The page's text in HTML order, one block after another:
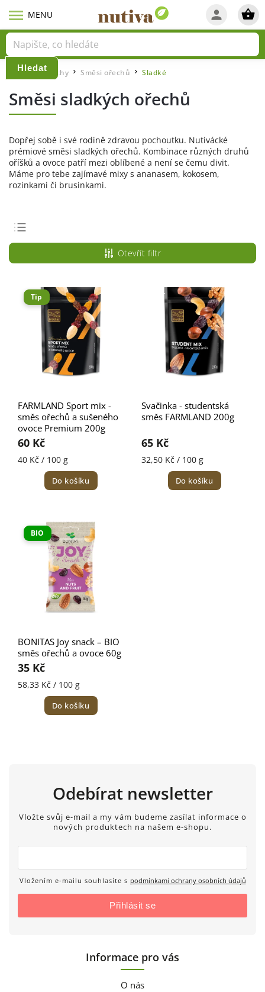
Hledat
Domů / Ořechy / Směsi ořechů / Sladké
Směsi sladkých ořechů
Dopřej sobě i své rodině zdravou pochoutku. Nutivácké
prémiové směsi sladkých ořechů. Kombinace různých druhů
oříšků a ovoce patří mezi oblíbené a není se čemu divit.
Máme pro tebe zajímavé mixy s ananasem, kokosem,
rozinkami či brusinkami.
Doporučujeme
Nejlevnější
Nejprodávanější
Abecedně
Otevřít filtr
Tip
FARMLAND Sport mix -
směs ořechů a sušeného
ovoce Premium 200g
60 Kč
40 Kč / 100 g
Do košíku
Svačinka - studentská
směs FARMLAND 200g
65 Kč
32,50 Kč / 100 g
Do košíku
BIO
BONITAS Joy snack – BIO
směs ořechů a ovoce 60g
35 Kč
58,33 Kč / 100 g
Do košíku
Odebírat newsletter
Vložte svůj e-mail a my vám budeme zasílat informace o
nových produktech na našem e-shopu.
Vložením e-mailu souhlasíte s podmínkami ochrany osobních údajů
Přihlásit se
Informace pro vás
O nás